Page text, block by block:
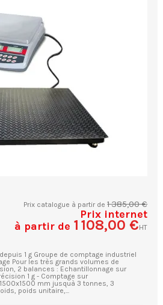
Prix catalogue à partir de1 385,00 €
Prix internet
à partir de 1 108,00 €HT
1 g Groupe de comptage industriel
Pour les très grands volumes de
2 balances : Echantillonnage sur
1 g - Comptage sur
mm jusquà 3 tonnes, 3
poids unitaire,...